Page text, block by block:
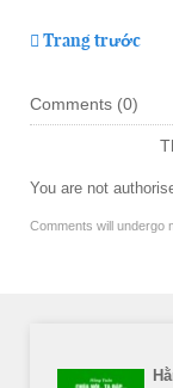
Trang trước
Comments (0)
You are not
Comments will undergo